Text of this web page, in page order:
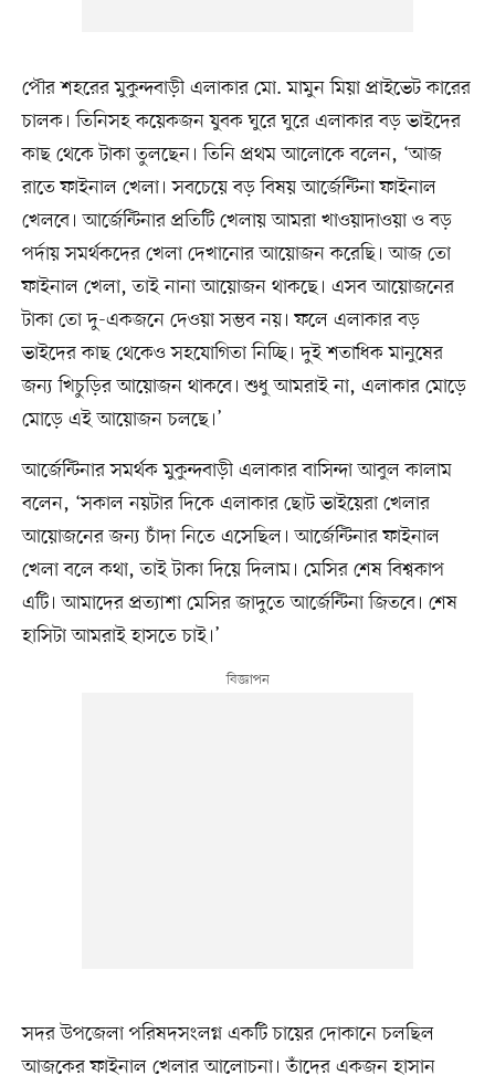
পৌর শহরের মুকুন্দবাড়ী এলাকার মো. মামুন মিয়া প্রাইভেট কারের
চালক। তিনিসহ কয়েকজন যুবক ঘুরে ঘুরে এলাকার বড় ভাইদের
কাছ থেকে টাকা তুলছেন। তিনি প্রথম আলোকে বলেন, ‘আজ
রাতে ফাইনাল খেলা। সবচেয়ে বড় বিষয় আর্জেন্টিনা ফাইনাল
খেলবে। আর্জেন্টিনার প্রতিটি খেলায় আমরা খাওয়াদাওয়া ও বড়
পর্দায় সমর্থকদের খেলা দেখানোর আয়োজন করেছি। আজ তো
ফাইনাল খেলা, তাই নানা আয়োজন থাকছে। এসব আয়োজনের
টাকা তো দু-একজনে দেওয়া সম্ভব নয়। ফলে এলাকার বড়
ভাইদের কাছ থেকেও সহযোগিতা নিচ্ছি। দুই শতাধিক মানুষের
জন্য খিচুড়ির আয়োজন থাকবে। শুধু আমরাই না, এলাকার মোড়ে
মোড়ে এই আয়োজন চলছে।’
আর্জেন্টিনার সমর্থক মুকুন্দবাড়ী এলাকার বাসিন্দা আবুল কালাম
বলেন, ‘সকাল নয়টার দিকে এলাকার ছোট ভাইয়েরা খেলার
আয়োজনের জন্য চাঁদা নিতে এসেছিল। আর্জেন্টিনার ফাইনাল
খেলা বলে কথা, তাই টাকা দিয়ে দিলাম। মেসির শেষ বিশ্বকাপ
এটি। আমাদের প্রত্যাশা মেসির জাদুতে আর্জেন্টিনা জিতবে। শেষ
হাসিটা আমরাই হাসতে চাই।’
সদর উপজেলা পরিষদসংলগ্ন একটি চায়ের দোকানে চলছিল
আজকের ফাইনাল খেলার আলোচনা। তাঁদের একজন হাসান